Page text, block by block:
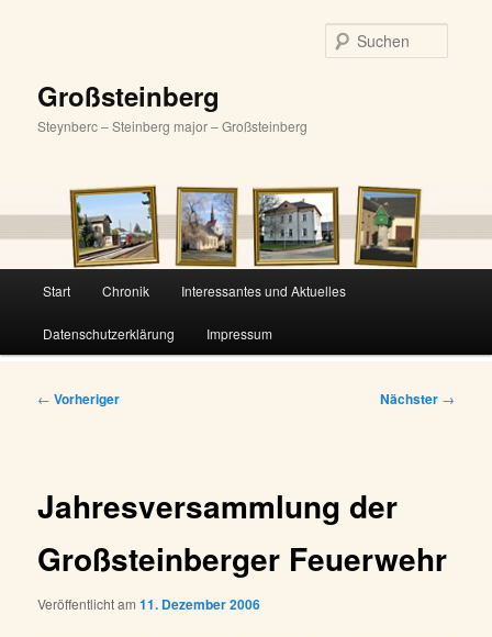
Großsteinberg
Steynberc – Steinberg major – Großsteinberg
Start Chronik Interessantes und Aktuelles
Datenschutzerklärung Impressum
Beitragsnavigation
← Vorheriger Nächster →
Jahresversammlung der
Großsteinberger Feuerwehr
Veröffentlicht am11. Dezember 2006